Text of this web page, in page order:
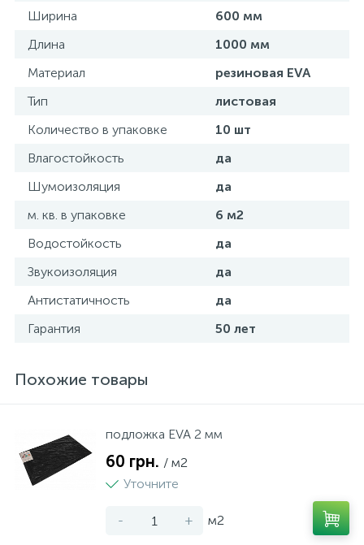
Ширина
600 мм
Длина
1000 мм
Материал
резиновая EVA
Тип
листовая
Количество в упаковке
10 шт
Влагостойкость
да
Шумоизоляция
да
м. кв. в упаковке
6 м2
Водостойкость
да
Звукоизоляция
да
Антистатичность
да
Гарантия
50 лет
Похожие товары
подложка EVA 2 мм
60 грн. / м2
Уточните
- + м2